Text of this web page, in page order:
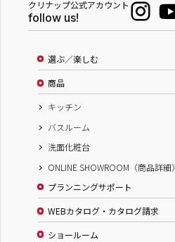
クリナップ公式アカウント
follow us!
選ぶ／楽しむ
商品
キッチン
バスルーム
洗面化粧台
ONLINE SHOWROOM（商品詳細）
プランニングサポート
WEBカタログ・カタログ請求
ショールーム